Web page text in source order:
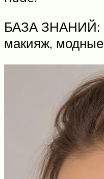
БАЗА ЗНАНИЙ:
макияж,